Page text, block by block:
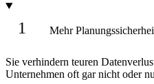
1 Mehr
Sie verhindern teuren
Unternehmen oft gar nicht oder